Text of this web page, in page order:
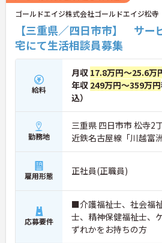
ゴールドエイジ株式会社ゴールドエイジ松寺
【三重県／四日市市】 サー
宅にて生活相談員募集
給料
月収 17.8万円～25.6万
年収 249万円～359万円
込）
勤務地
三重県 四日市市 松寺2
近鉄名古屋線「川越富
雇用形態 正社員(正職員)
応募要件
■介護福祉士、社会福
士、精神保健福祉士、
ずれかをお持ちの方